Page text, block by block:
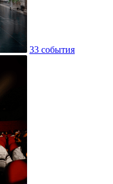
33 события